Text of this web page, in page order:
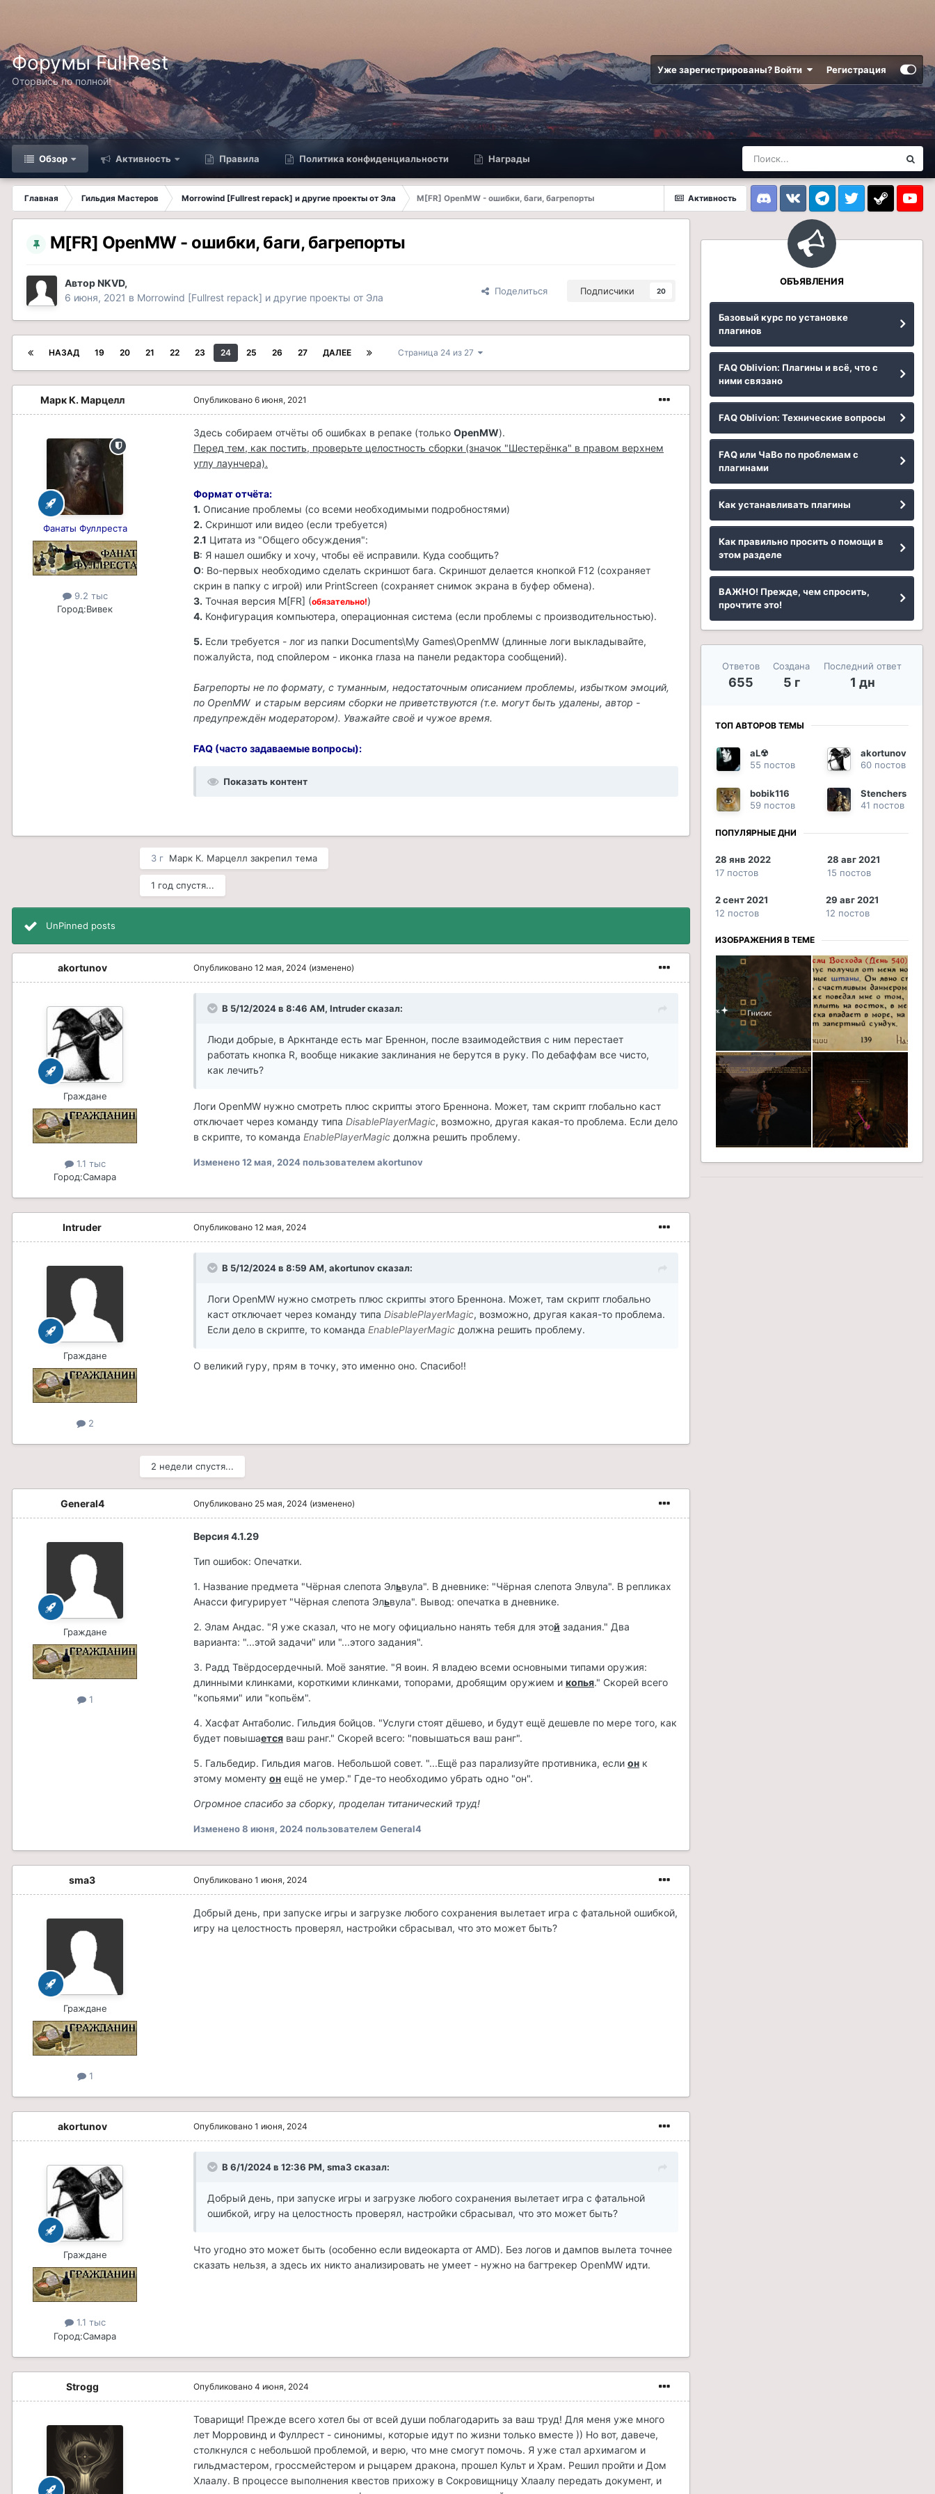
Форумы FullRest
Оторвись по полной!
Уже зарегистрированы? Войти Регистрация
Обзор Активность Правила Политика конфиденциальности Награды
Активность
Главная Гильдия Мастеров Morrowind [Fullrest repack] и другие проекты от Эла
M[FR] OpenMW - ошибки, баги, багрепорты
DiscordVK TelegramTwitter Steam
M[FR] OpenMW - ошибки, баги, багрепорты
АвторNKVD,
6 июня, 2021 в Morrowind [Fullrest repack] и другие проекты от Эла
Поделиться Подписчики 20
НАЗАД 19 20 21 22 23 24 25 26 27 ДАЛЕЕ Страница 24 из 27
Марк К. Марцелл
Фанаты Фуллреста
9.2 тыс
Город:Вивек
Опубликовано 6 июня, 2021
Здесь собираем отчёты об ошибках в репаке (только OpenMW).
Перед тем, как постить, проверьте целостность сборки (значок "Шестерёнка" в правом верхнем
углу лаунчера).
Формат отчёта:
1. Описание проблемы (со всеми необходимыми подробностями)
2. Скриншот или видео (если требуется)
2.1 Цитата из "Общего обсуждения":
В: Я нашел ошибку и хочу, чтобы её исправили. Куда сообщить?
О: Во-первых необходимо сделать скриншот бага. Скриншот делается кнопкой F12 (сохраняет
скрин в папку с игрой) или PrintScreen (сохраняет снимок экрана в буфер обмена).
3. Точная версия M[FR] (обязательно!)
4. Конфигурация компьютера, операционная система (если проблемы с производительностью).
5. Если требуется - лог из папки Documents\My Games\OpenMW (длинные логи выкладывайте,
пожалуйста, под спойлером - иконка глаза на панели редактора сообщений).
Багрепорты не по формату, с туманным, недостаточным описанием проблемы, избытком эмоций,
по OpenMW и старым версиям сборки не приветствуются (т.е. могут быть удалены, автор -
предупреждён модератором). Уважайте своё и чужое время.
FAQ (часто задаваемые вопросы):
Показать контент
3 г Марк К. Марцелл закрепил тема
1 год спустя...
UnPinned posts
akortunov
Граждане
1.1 тыс
Город:Самара
Опубликовано 12 мая, 2024 (изменено)
В 5/12/2024 в 8:46 AM, Intruderсказал:
Люди добрые, в Аркнтанде есть маг Бреннон, после взаимодействия с ним перестает
работать кнопка R, вообще никакие заклинания не берутся в руку. По дебаффам все чисто,
как лечить?
Логи OpenMW нужно смотреть плюс скрипты этого Бреннона. Может, там скрипт глобально каст
отключает через команду типа DisablePlayerMagic, возможно, другая какая-то проблема. Если дело
в скрипте, то команда EnablePlayerMagic должна решить проблему.
Изменено12 мая, 2024пользователем akortunov
Intruder
Граждане
2
Опубликовано 12 мая, 2024
В 5/12/2024 в 8:59 AM, akortunovсказал:
Логи OpenMW нужно смотреть плюс скрипты этого Бреннона. Может, там скрипт глобально
каст отключает через команду типа DisablePlayerMagic, возможно, другая какая-то проблема.
Если дело в скрипте, то команда EnablePlayerMagic должна решить проблему.
О великий гуру, прям в точку, это именно оно. Спасибо!!
2 недели спустя...
General4
Граждане
1
Опубликовано 25 мая, 2024 (изменено)
Версия 4.1.29
Тип ошибок: Опечатки.
1. Название предмета "Чёрная слепота Эльвула". В дневнике: "Чёрная слепота Элвула". В репликах
Анасси фигурирует "Чёрная слепота Эльвула". Вывод: опечатка в дневнике.
2. Элам Андас. "Я уже сказал, что не могу официально нанять тебя для этой задания." Два
варианта: "...этой задачи" или "...этого задания".
3. Радд Твёрдосердечный. Моё занятие. "Я воин. Я владею всеми основными типами оружия:
длинными клинками, короткими клинками, топорами, дробящим оружием и копья." Скорей всего
"копьями" или "копьём".
4. Хасфат Антаболис. Гильдия бойцов. "Услуги стоят дёшево, и будут ещё дешевле по мере того, как
будет повышается ваш ранг." Скорей всего: "повышаться ваш ранг".
5. Гальбедир. Гильдия магов. Небольшой совет. "...Ещё раз парализуйте противника, если он к
этому моменту он ещё не умер." Где-то необходимо убрать одно "он".
Огромное спасибо за сборку, проделан титанический труд!
Изменено8 июня, 2024пользователем General4
sma3
Граждане
1
Опубликовано 1 июня, 2024
Добрый день, при запуске игры и загрузке любого сохранения вылетает игра с фатальной ошибкой,
игру на целостность проверял, настройки сбрасывал, что это может быть?
akortunov
Граждане
1.1 тыс
Город:Самара
Опубликовано 1 июня, 2024
В 6/1/2024 в 12:36 PM, sma3 сказал:
Добрый день, при запуске игры и загрузке любого сохранения вылетает игра с фатальной
ошибкой, игру на целостность проверял, настройки сбрасывал, что это может быть?
Что угодно это может быть (особенно если видеокарта от AMD). Без логов и дампов вылета точнее
сказать нельзя, а здесь их никто анализировать не умеет - нужно на багтрекер OpenMW идти.
Strogg Опубликовано 4 июня, 2024
Товарищи! Прежде всего хотел бы от всей души поблагодарить за ваш труд! Для меня уже много
лет Морровинд и Фуллрест - синонимы, которые идут по жизни только вместе )) Но вот, давече,
столкнулся с небольшой проблемой, и верю, что мне смогут помочь. Я уже стал архимагом и
гильдмастером, гроссмейстером и рыцарем дракона, прошел Культ и Храм. Решил пройти и Дом
Хлаалу. В процессе выполнения квестов прихожу в Сокровищницу Хлаалу передать документ, и
ОБЪЯВЛЕНИЯ
Базовый курс по установке
плагинов
FAQ Oblivion: Плагины и всё, что с
ними связано
FAQ Oblivion: Технические вопросы
FAQ или ЧаВо по проблемам с
плагинами
Как устанавливать плагины
Как правильно просить о помощи в
этом разделе
ВАЖНО! Прежде, чем спросить,
прочтите это!
Ответов
655
Создана
5 г
Последний ответ
1 дн
ТОП АВТОРОВ ТЕМЫ
aL☢
55 постов
akortunov
60 постов
bobik116
59 постов
Stenchers
41 постов
ПОПУЛЯРНЫЕ ДНИ
28 янв 2022
17 постов
28 авг 2021
15 постов
2 сент 2021
12 постов
29 авг 2021
12 постов
ИЗОБРАЖЕНИЯ В ТЕМЕ